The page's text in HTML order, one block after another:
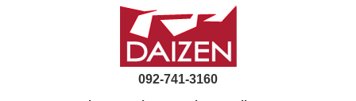
092-741-3160